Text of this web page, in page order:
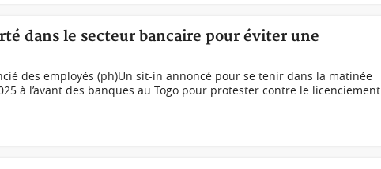
dans le secteur bancaire pour éviter une
des employés (ph)Un sit-in annoncé pour se tenir dans la matinée
à l’avant des banques au Togo pour protester contre le licenciement